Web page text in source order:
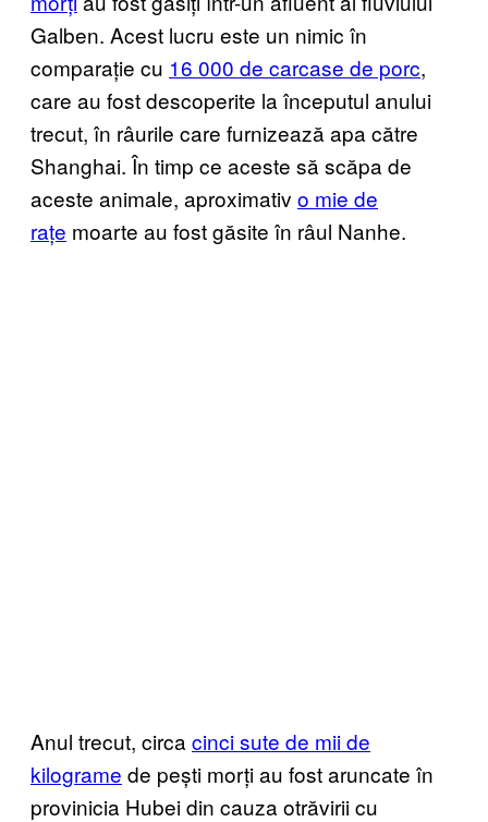
Galben. Acest lucru este un nimic în
comparație cu 16 000 de carcase de porc,
care au fost descoperite la începutul anului
trecut, în râurile care furnizează apa către
Shanghai. În timp ce aceste să scăpa de
aceste animale, aproximativ o mie de
rațe moarte au fost găsite în râul Nanhe.
Anul trecut, circa cinci sute de mii de
kilograme de pești morți au fost aruncate în
provinicia Hubei din cauza otrăvirii cu